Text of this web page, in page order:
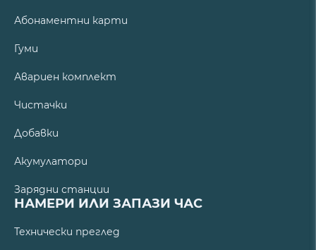
Абонаментни карти
Гуми
Авариен комплект
Чистачки
Добавки
Акумулатори
Зарядни станции
НАМЕРИ ИЛИ ЗАПАЗИ ЧАС
Технически преглед